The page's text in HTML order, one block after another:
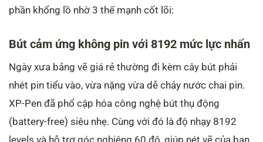
phần khổng lồ nhờ 3 thế mạnh cốt lõi:
Bút cảm ứng không pin với 8192 mức lực nhấn
Ngày xưa bảng vẽ giá rẻ thường đi kèm cây bút phải
nhét pin tiểu vào, vừa nặng vừa dễ chảy nước chai pin.
XP-Pen đã phổ cập hóa công nghệ bút thụ động
(battery-free) siêu nhẹ. Cùng với đó là độ nhạy 8192
levels và hỗ trợ góc nghiêng 60 độ, giúp nét vẽ của bạn